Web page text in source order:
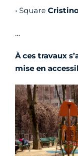
• Square
…
À ces travaux
mise en